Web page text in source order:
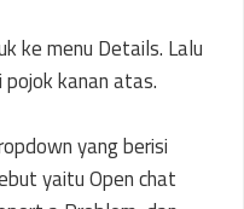
ke menu Details. Lalu
kanan atas.
yang berisi
yaitu Open chat